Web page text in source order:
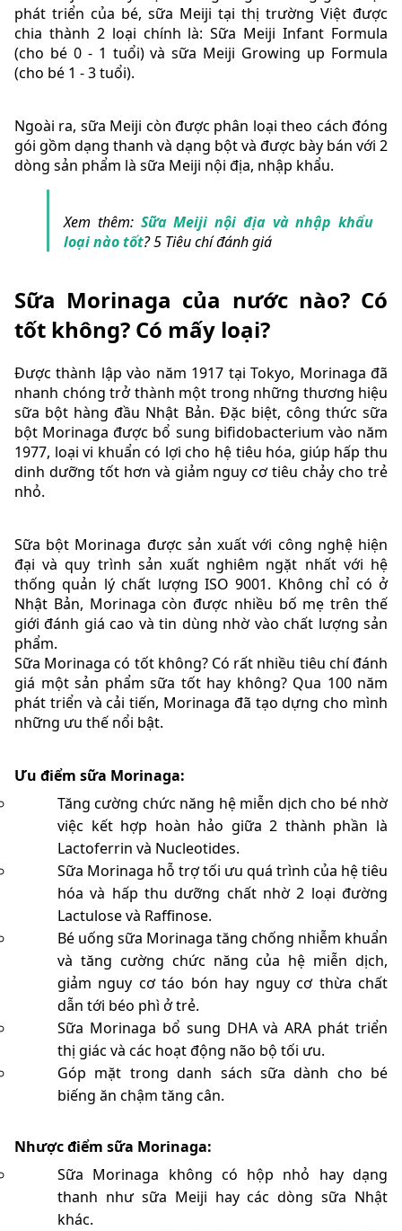
phát triển của bé, sữa Meiji tại thị trường Việt được
chia thành 2 loại chính là: Sữa Meiji Infant Formula
(cho bé 0 - 1 tuổi) và sữa Meiji Growing up Formula
(cho bé 1 - 3 tuổi).
Ngoài ra, sữa Meiji còn được phân loại theo cách đóng
gói gồm dạng thanh và dạng bột và được bày bán với 2
dòng sản phẩm là sữa Meiji nội địa, nhập khẩu.
Xem thêm: Sữa Meiji nội địa và nhập khẩu
loại nào tốt? 5 Tiêu chí đánh giá
Sữa Morinaga của nước nào? Có
tốt không? Có mấy loại?
Được thành lập vào năm 1917 tại Tokyo, Morinaga đã
nhanh chóng trở thành một trong những thương hiệu
sữa bột hàng đầu Nhật Bản. Đặc biệt, công thức sữa
bột Morinaga được bổ sung bifidobacterium vào năm
1977, loại vi khuẩn có lợi cho hệ tiêu hóa, giúp hấp thu
dinh dưỡng tốt hơn và giảm nguy cơ tiêu chảy cho trẻ
nhỏ.
Sữa bột Morinaga được sản xuất với công nghệ hiện
đại và quy trình sản xuất nghiêm ngặt nhất với hệ
thống quản lý chất lượng ISO 9001. Không chỉ có ở
Nhật Bản, Morinaga còn được nhiều bố mẹ trên thế
giới đánh giá cao và tin dùng nhờ vào chất lượng sản
phẩm.
Sữa Morinaga có tốt không? Có rất nhiều tiêu chí đánh
giá một sản phẩm sữa tốt hay không? Qua 100 năm
phát triển và cải tiến, Morinaga đã tạo dựng cho mình
những ưu thế nổi bật.
Ưu điểm sữa Morinaga:
Tăng cường chức năng hệ miễn dịch cho bé nhờ
việc kết hợp hoàn hảo giữa 2 thành phần là
Lactoferrin và Nucleotides.
Sữa Morinaga hỗ trợ tối ưu quá trình của hệ tiêu
hóa và hấp thu dưỡng chất nhờ 2 loại đường
Lactulose và Raffinose.
Bé uống sữa Morinaga tăng chống nhiễm khuẩn
và tăng cường chức năng của hệ miễn dịch,
giảm nguy cơ táo bón hay nguy cơ thừa chất
dẫn tới béo phì ở trẻ.
Sữa Morinaga bổ sung DHA và ARA phát triển
thị giác và các hoạt động não bộ tối ưu.
Góp mặt trong danh sách sữa dành cho bé
biếng ăn chậm tăng cân.
Nhược điểm sữa Morinaga:
Sữa Morinaga không có hộp nhỏ hay dạng
thanh như sữa Meiji hay các dòng sữa Nhật
khác.